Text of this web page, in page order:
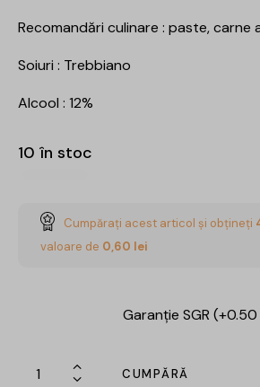
Recomandări culinare : paste, carne
Soiuri : Trebbiano
Alcool : 12%
10 în stoc
Cumpărați acest articol și obțineți
valoare de 0,60 lei
Garanție SGR (+0.50
CUMPĂRĂ